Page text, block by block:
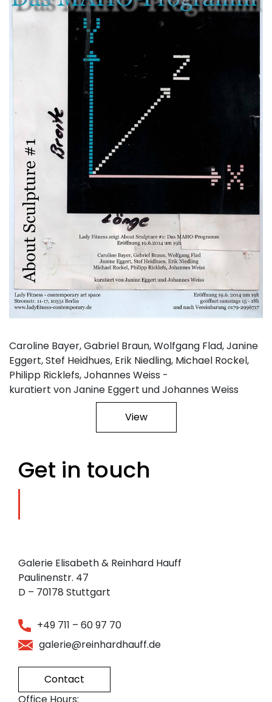
Caroline Bayer, Gabriel Braun, Wolfgang Flad, Janine
Eggert, Stef Heidhues, Erik Niedling, Michael Rockel,
Philipp Ricklefs, Johannes Weiss -
kuratiert von Janine Eggert und Johannes Weiss
View
Get in touch
Galerie Elisabeth & Reinhard Hauff
Paulinenstr. 47
D – 70178 Stuttgart
+49 711 – 60 97 70
galerie@reinhardhauff.de
Contact